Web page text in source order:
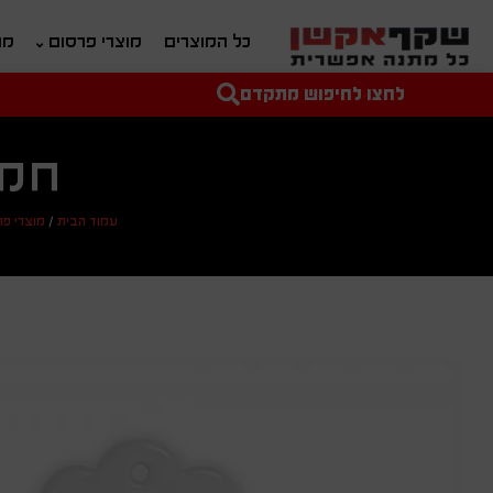
כל המוצרים מוצרי פרסום
טקסט חופשי לחיפוש מחיר מיני'לחצו לחיפוש מתקדם
עמוד הבית / מוצרי